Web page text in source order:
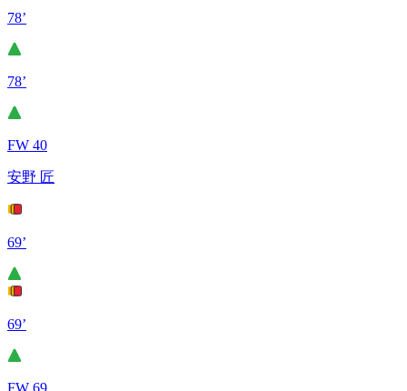
78’
78’
FW 40
安野 匠
69’
69’
FW 69